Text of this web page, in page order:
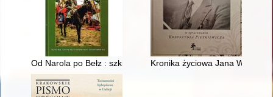
Od Narola po Bełz : szkice historyczne i literackie
Kronika życiowa Jana